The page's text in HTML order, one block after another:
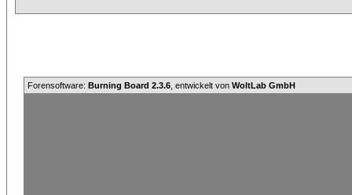
Forensoftware: Burning Board 2.3.6 , entwickelt von WoltLab GmbH